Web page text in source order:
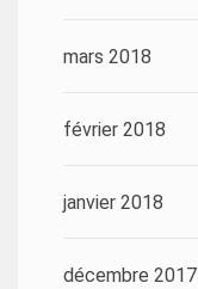
mars 2018
février 2018
janvier 2018
décembre 2017